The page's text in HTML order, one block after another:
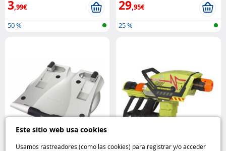
Este sitio web usa cookies
Usamos rastreadores (como las cookies) para registrar y/o acceder
3,99€
50 %
29,95€
25 %